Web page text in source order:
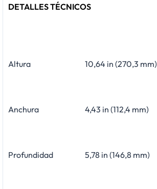
DETALLES TÉCNICOS
Altura 10,64 in (270,3 mm)
Anchura 4,43 in (112,4 mm)
Profundidad 5,78 in (146,8 mm)